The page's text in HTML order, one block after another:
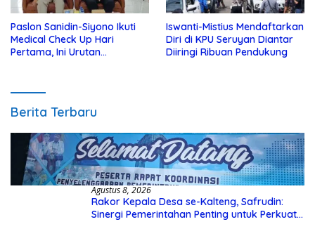
Paslon Sanidin-Siyono Ikuti
Medical Check Up Hari
Pertama, Ini Urutan
Iswanti-Mistius Mendaftarkan
Diri di KPU Seruyan Diantar
Diiringi Ribuan Pendukung
Berita Terbaru
Agustus 8, 2026
Rakor Kepala Desa se-Kalteng, Safrudin:
Sinergi Pemerintahan Penting untuk Perkuat